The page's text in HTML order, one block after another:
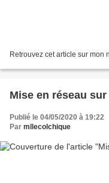
Retrouvez cet article sur mon
Mise en réseau
Publié le 04/05/2020 à 19:22
Par mllecolchique